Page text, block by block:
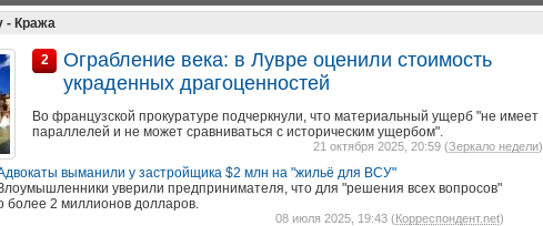
- Кража
2
Ограбление века: в Лувре оценили стоимость
украденных драгоценностей
Во французской прокуратуре подчеркнули, что материальный ущерб "не имеет
параллелей и не может сравниваться с историческим ущербом".
21 октября 2025, 20:59 (Зеркало недели)
выманили у застройщика $2 млн на "жильё для ВСУ"
уверили предпринимателя, что для "решения всех вопросов"
более 2 миллионов долларов.
08 июля 2025, 19:43 (Корреспондент.net)